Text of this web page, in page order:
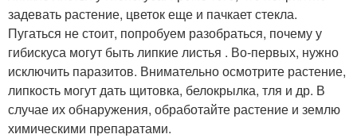
задевать растение, цветок еще и пачкает стекла.
Пугаться не стоит, попробуем разобраться, почему у
гибискуса могут быть липкие листья . Во-первых, нужно
исключить паразитов. Внимательно осмотрите растение,
липкость могут дать щитовка, белокрылка, тля и др. В
случае их обнаружения, обработайте растение и землю
химическими препаратами.